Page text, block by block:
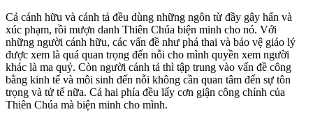
Cả cánh hữu và cánh tả đều dùng những ngôn từ đầy gây hấn và
xúc phạm, rồi mượn danh Thiên Chúa biện minh cho nó. Với
những người cánh hữu, các vấn đề như phá thai và bảo vệ giáo lý
được xem là quá quan trọng đến nỗi cho mình quyền xem người
khác là ma quỷ. Còn người cánh tả thì tập trung vào vấn đề công
bằng kinh tế và môi sinh đến nỗi không cần quan tâm đến sự tôn
trọng và tử tế nữa. Cả hai phía đều lấy cơn giận công chính của
Thiên Chúa mà biện minh cho mình.